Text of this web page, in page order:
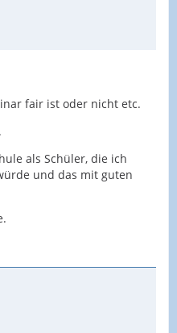
fair ist oder nicht etc.
als Schüler, die ich
und das mit guten